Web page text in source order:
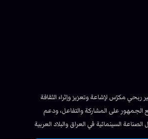
ربحي مكرّس لإشاعة وتعزيز وإثراء الثقافة
الجمهور على المشاركة والتفاعل، ودعم
السينمائية في العراق والبلاد العربية